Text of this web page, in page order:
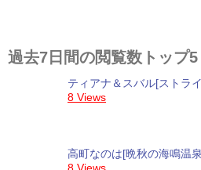
過去7日間の閲覧数トップ5
ティアナ＆スバル[ストラ
8 Views
高町なのは[晩秋の海鳴温